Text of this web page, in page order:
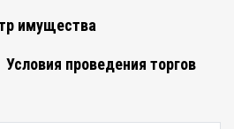
имущества
Условия проведения торгов